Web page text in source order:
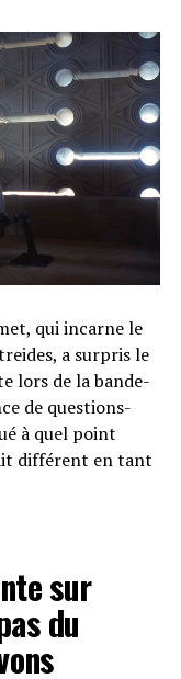
qui incarne le
a surpris le
lors de la bande-
de questions-
à quel point
différent en tant
sur
du